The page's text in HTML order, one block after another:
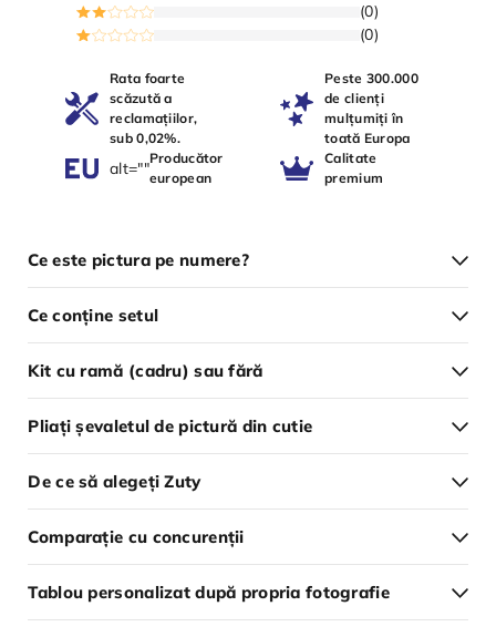
(0)
(0)
Rata foarte
scăzută a
reclamațiilor,
sub 0,02%.
Peste 300.000
de clienți
mulțumiți în
toată Europa
alt=""Producător
european
Calitate
premium
Ce este pictura pe numere?
Ce conține setul
Kit cu ramă (cadru) sau fără
Pliați șevaletul de pictură din cutie
De ce să alegeți Zuty
Comparație cu concurenții
Tablou personalizat după propria fotografie